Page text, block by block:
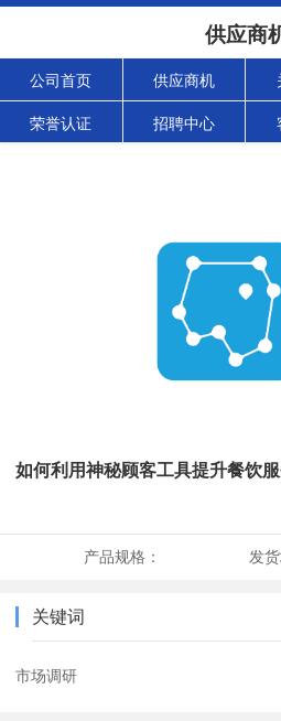
供应商
公司首页 供应商机
荣誉认证 招聘中心
如何利用神秘顾客工具提升餐饮
产品规格： 发
关键词
市场调研